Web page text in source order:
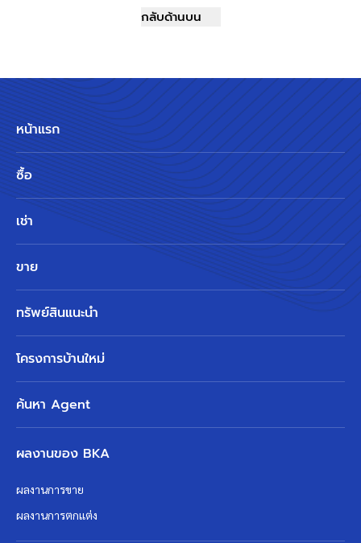
กลับด้านบน
หน้าแรก
ซื้อ
เช่า
ขาย
ทรัพย์สินแนะนำ
โครงการบ้านใหม่
ค้นหา Agent
ผลงานของ BKA
ผลงานการขาย
ผลงานการตกแต่ง